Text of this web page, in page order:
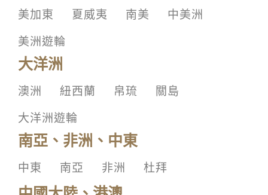
美加東
夏威夷 南美
中美洲
美洲遊輪
大洋洲
澳洲 紐西蘭 帛琉
關島
大洋洲遊輪
南亞、非洲、中東
中東 南亞 非洲 杜拜